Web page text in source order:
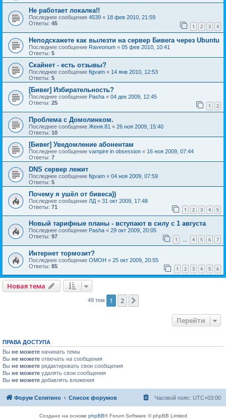
Не работает локалка!!
Последнее сообщение 4539 « 18 фев 2010, 21:59
Ответы: 45 1 2 3 4
Неподскажете как вылезти на сервер Бивега через Ubuntu
Последнее сообщение Raveonum « 05 фев 2010, 10:41
Ответы: 5
Скайнет - есть отзывы?
Последнее сообщение figvam « 14 янв 2010, 12:53
Ответы: 5
[Бивег] Избирательность?
Последнее сообщение Pasha « 04 дек 2009, 12:45
Ответы: 25 1 2
Проблема с Домолинком.
Последнее сообщение Женя.81 « 26 ноя 2009, 15:40
Ответы: 10
[Бивег] Уведомление абонентам
Последнее сообщение vampire in obsession « 16 ноя 2009, 07:44
Ответы: 7
DNS сервер лежит
Последнее сообщение figvam « 04 ноя 2009, 07:59
Ответы: 5
Почему я ушёл от бивеса))
Последнее сообщение ЛД « 31 окт 2009, 17:48
Ответы: 71 1 2 3 4 5
Новый тарифные планы - вступают в силу с 1 августа
Последнее сообщение Pasha « 29 окт 2009, 20:05
Ответы: 97 1 … 4 5 6 7
Интернет тормозит?
Последнее сообщение OMOH « 25 окт 2009, 20:55
Ответы: 85 1 2 3 4 5 6
Новая тема
49 тем 1 2
Перейти
ПРАВА ДОСТУПА
Вы не можете начинать темы
Вы не можете отвечать на сообщения
Вы не можете редактировать свои сообщения
Вы не можете удалять свои сообщения
Вы не можете добавлять вложения
Форум Селятино Список форумов Часовой пояс: UTC+03:00
Создано на основе phpBB® Forum Software © phpBB Limited